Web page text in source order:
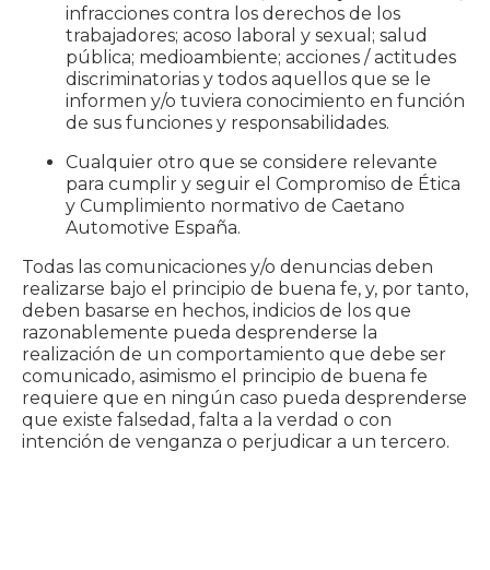
infracciones contra los derechos de los
trabajadores; acoso laboral y sexual; salud
pública; medioambiente; acciones / actitudes
discriminatorias y todos aquellos que se le
informen y/o tuviera conocimiento en función
de sus funciones y responsabilidades.
Cualquier otro que se considere relevante
para cumplir y seguir el Compromiso de Ética
y Cumplimiento normativo de Caetano
Automotive España.
Todas las comunicaciones y/o denuncias deben
realizarse bajo el principio de buena fe, y, por tanto,
deben basarse en hechos, indicios de los que
razonablemente pueda desprenderse la
realización de un comportamiento que debe ser
comunicado, asimismo el principio de buena fe
requiere que en ningún caso pueda desprenderse
que existe falsedad, falta a la verdad o con
intención de venganza o perjudicar a un tercero.